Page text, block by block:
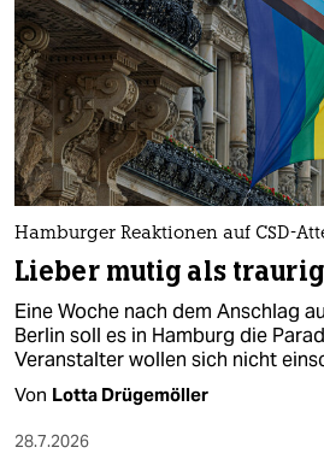
Hamburger Reaktionen auf CSD-
Lieber mutig als traurig
Eine Woche nach dem Anschlag
Berlin soll es in Hamburg die
Veranstalter wollen sich nicht
Von Lotta Drügemöller
28.7.2026